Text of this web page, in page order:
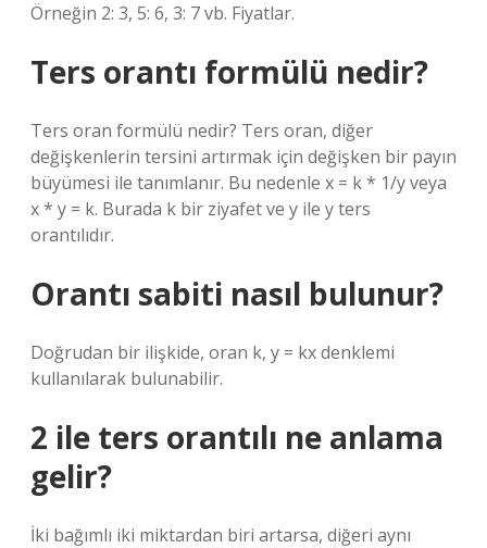
Örneğin 2: 3, 5: 6, 3: 7 vb. Fiyatlar.
Ters orantı formülü nedir?
Ters oran formülü nedir? Ters oran, diğer
değişkenlerin tersini artırmak için değişken bir payın
büyümesi ile tanımlanır. Bu nedenle x = k * 1/y veya
x * y = k. Burada k bir ziyafet ve y ile y ters
orantılıdır.
Orantı sabiti nasıl bulunur?
Doğrudan bir ilişkide, oran k, y = kx denklemi
kullanılarak bulunabilir.
2 ile ters orantılı ne anlama
gelir?
İki bağımlı iki miktardan biri artarsa, diğeri aynı